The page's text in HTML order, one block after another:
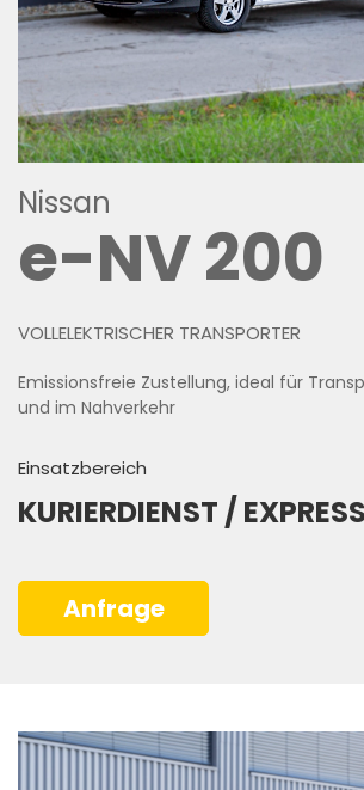
Nissan
e-NV 200
VOLLELEKTRISCHER TRANSPORTER
Emissionsfreie Zustellung, ideal für
und im Nahverkehr
Einsatzbereich
KURIERDIENST /
Anfrage